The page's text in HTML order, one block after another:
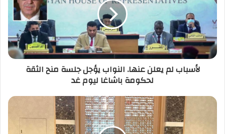
ل
ل
ك
ت
ر
لأسباب لم يعلن عنها. النواب يؤجل جلسة منح الثقة
لحكومة باشاغا ليوم غد